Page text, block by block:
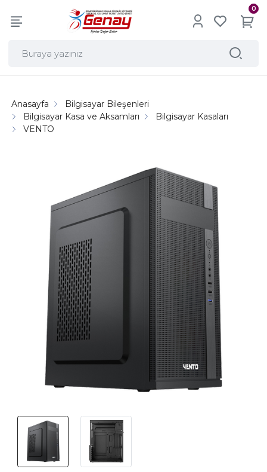
0
Anasayfa
Bilgisayar Bileşenleri
Bilgisayar Kasa ve Aksamları
Bilgisayar Kasaları
VENTO